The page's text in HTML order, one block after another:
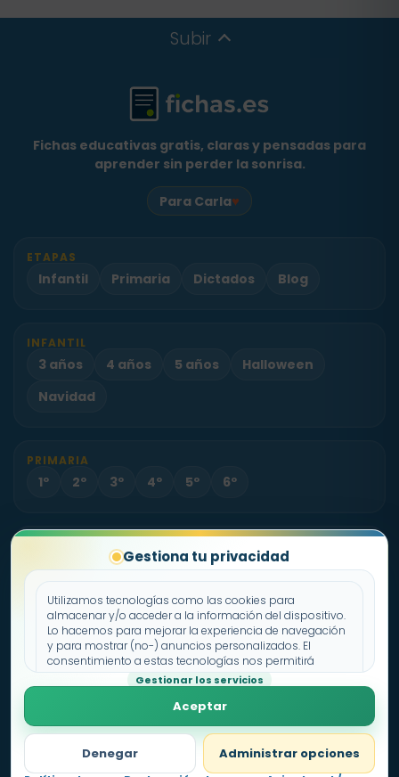
Gestiona tu privacidad
Utilizamos tecnologías como las cookies para
almacenar y/o acceder a la información del dispositivo.
Lo hacemos para mejorar la experiencia de navegación
y para mostrar (no-) anuncios personalizados. El
consentimiento a estas tecnologías nos permitirá
procesar datos como el comportamiento de
navegación o los ID's únicos en este sitio. No consentir o
retirar el consentimiento, puede afectar negativamente a
Gestionar los servicios
Aceptar
Denegar Administrar opciones
Subir
Fichas educativas gratis, claras y pensadas para
aprender sin perder la sonrisa.
Para Carla♥
ETAPAS
Infantil Primaria Dictados Blog
INFANTIL
3 años 4 años 5 años
Halloween
Navidad
PRIMARIA
1º 2º 3º 4º 5º 6º
Sobre Fichas.es Contacto
Política de cookies
Declaración de privacidad
Aviso legal